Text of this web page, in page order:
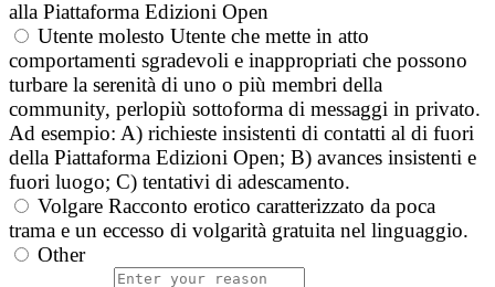
alla Piattaforma Edizioni Open
Utente molesto Utente che mette in atto
comportamenti sgradevoli e inappropriati che possono
turbare la serenità di uno o più membri della
community, perlopiù sottoforma di messaggi in privato.
Ad esempio: A) richieste insistenti di contatti al di fuori
della Piattaforma Edizioni Open; B) avances insistenti e
fuori luogo; C) tentativi di adescamento.
Volgare Racconto erotico caratterizzato da poca
trama e un eccesso di volgarità gratuita nel linguaggio.
Other